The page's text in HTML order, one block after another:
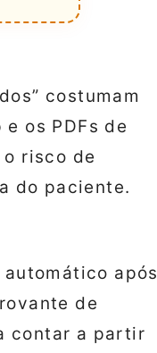
costumam
os PDFs de
risco de
do paciente.
após
de
contar a partir